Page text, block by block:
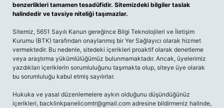
benzerlikleri tamamen tesadüfidir. Sitemizdeki bilgiler taslak
halindedir ve tavsiye niteliği taşımazlar.
Sitemiz, 5651 Sayılı Kanun gereğince Bilgi Teknolojileri ve İletişim
Kurumu (BTK) tarafından onaylanmış bir Yer Sağlayıcı olarak hizmet
vermektedir. Bu nedenle, sitedeki içerikleri proaktif olarak denetleme
veya araştırma yükümlülüğümüz bulunmamaktadır. Ancak, üyelerimiz
yazdıkları içeriklerin sorumluluğunu taşımakta olup, siteye üye olarak
bu sorumluluğu kabul etmiş sayılırlar.
Hukuka ve yasal düzenlemelere aykırı olduğunu düşündüğünüz
içerikleri, backlinkpanelicomtr@gmail.com adresine bildirmeniz halinde,